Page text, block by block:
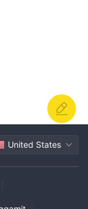
United States